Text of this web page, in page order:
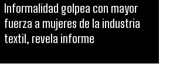
Informalidad golpea con mayor
fuerza a mujeres de la industria
textil, revela informe